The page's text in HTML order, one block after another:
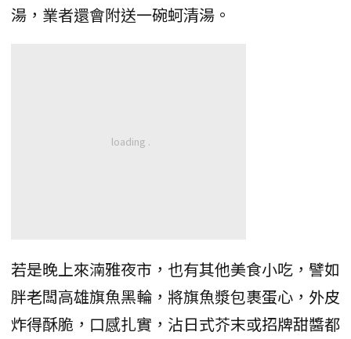
湯，業者還會附送一碗蚵清湯。
若是晚上來湳雅夜市，也有其他美食小吃，譬如
胖老闆高雄旗魚黑輪，將旗魚漿包裹蛋心，外皮
炸得酥脆，口感扎實，沾日式芥末或招牌甜醬都